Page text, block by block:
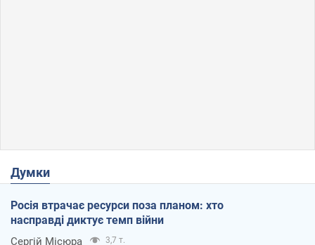
Думки
Росія втрачає ресурси поза планом: хто
насправді диктує темп війни
Сергій Місюра 3,7 т.